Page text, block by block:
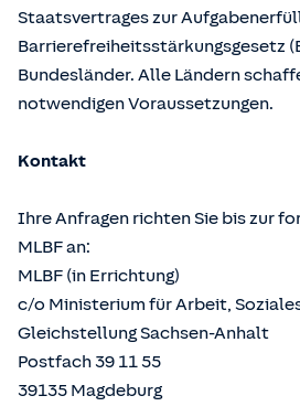
Staatsvertrages zur
Barrierefreiheitsstärkungsgesetz
Bundesländer. Alle Ländern
notwendigen Voraussetzungen.
Kontakt
Ihre Anfragen richten Sie bis zur
MLBF an:
MLBF (in Errichtung)
c/o Ministerium für Arbeit,
Gleichstellung Sachsen-Anhalt
Postfach 39 11 55
39135 Magdeburg